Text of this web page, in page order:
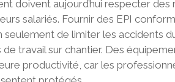
doivent aujourd’hui respecter
salariés. Fournir des EPI
de limiter les accidents
de travail sur chantier. Des
productivité, car les